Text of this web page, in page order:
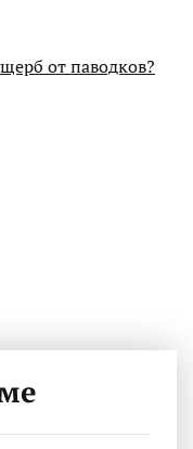
от паводков?